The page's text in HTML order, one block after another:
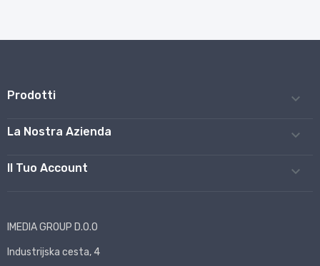
Prodotti 
La Nostra Azienda 
Il Tuo Account 
IMEDIA GROUP D.O.O
Industrijska cesta, 4